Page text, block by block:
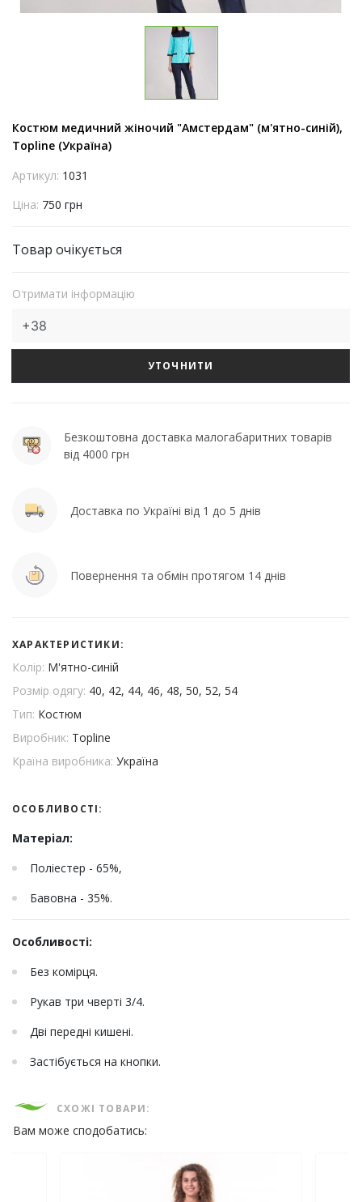
Костюм медичний жіночий "Амстердам" (м'ятно-синій),
Topline (Україна)
Артикул: 1031
Ціна: 750 грн
Товар очікується
Отримати інформацію
УТОЧНИТИ
Безкоштовна доставка малогабаритних товарів
від 4000 грн
Доставка по Україні від 1 до 5 днів
Повернення та обмін протягом 14 днів
ХАРАКТЕРИСТИКИ:
Колір: М'ятно-синій
Розмір одягу: 40, 42, 44, 46, 48, 50, 52, 54
Тип: Костюм
Виробник: Topline
Країна виробника: Україна
ОСОБЛИВОСТІ:
Матеріал:
Поліестер - 65%,
Бавовна - 35%.
Особливості:
Без комірця.
Рукав три чверті 3/4.
Дві передні кишені.
Застібується на кнопки.
СХОЖІ ТОВАРИ:
Вам може сподобатись: